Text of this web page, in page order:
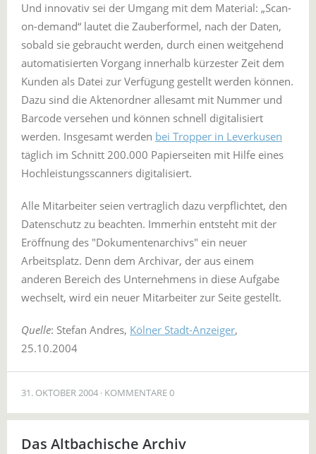
Und innovativ sei der Umgang mit dem Material: „Scan-
on-demand“ lautet die Zauberformel, nach der Daten,
sobald sie gebraucht werden, durch einen weitgehend
automatisierten Vorgang innerhalb kürzester Zeit dem
Kunden als Datei zur Verfügung gestellt werden können.
Dazu sind die Aktenordner allesamt mit Nummer und
Barcode versehen und können schnell digitalisiert
werden. Insgesamt werden bei Tropper in Leverkusen
täglich im Schnitt 200.000 Papierseiten mit Hilfe eines
Hochleistungsscanners digitalisiert.
Alle Mitarbeiter seien vertraglich dazu verpflichtet, den
Datenschutz zu beachten. Immerhin entsteht mit der
Eröffnung des "Dokumentenarchivs" ein neuer
Arbeitsplatz. Denn dem Archivar, der aus einem
anderen Bereich des Unternehmens in diese Aufgabe
wechselt, wird ein neuer Mitarbeiter zur Seite gestellt.
Quelle: Stefan Andres, Kölner Stadt-Anzeiger,
25.10.2004
31. OKTOBER 2004 KOMMENTARE 0
Das Altbachische Archiv